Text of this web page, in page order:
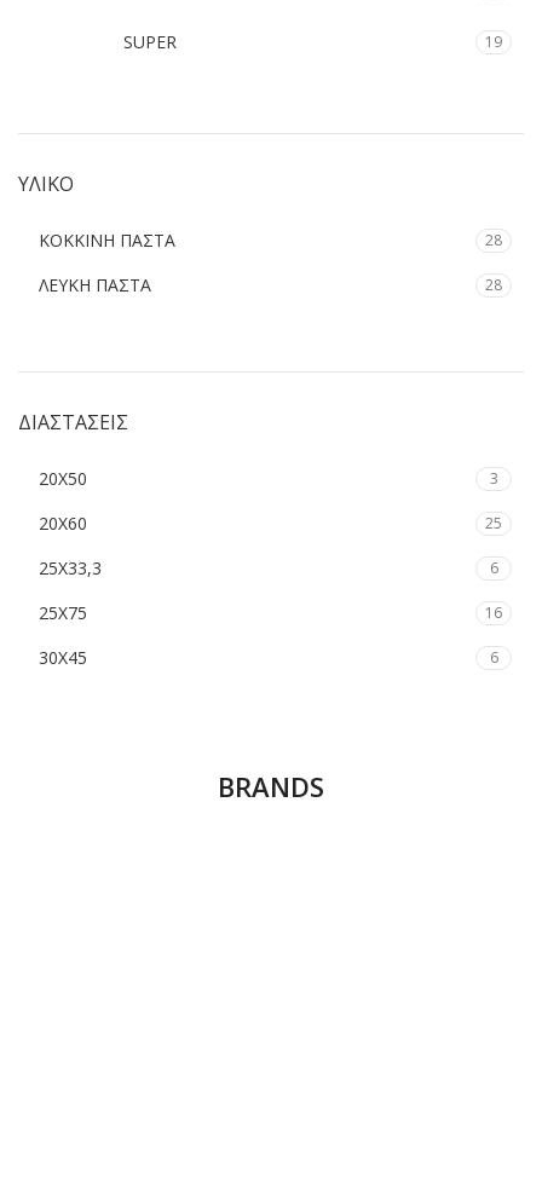
SUPER 19
ΥΛΙΚΟ
ΚΟΚΚΙΝΗ ΠΑΣΤΑ 28
ΛΕΥΚΗ ΠΑΣΤΑ 28
ΔΙΑΣΤΑΣΕΙΣ
20Χ50 3
20Χ60 25
25Χ33,3 6
25Χ75 16
30Χ45 6
BRANDS